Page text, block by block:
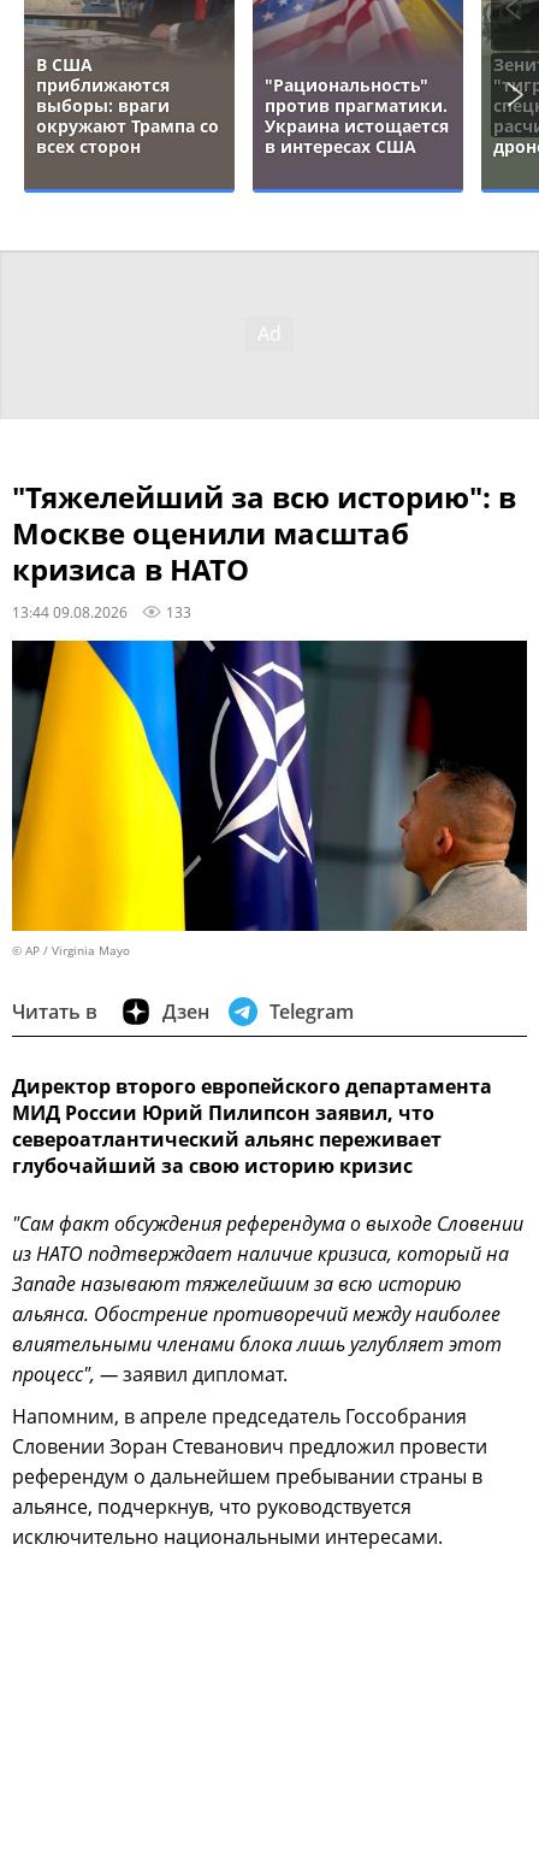
В США
приближаются
выборы: враги
окружают Трампа со
всех сторон
"Рациональность"
против прагматики.
Украина истощается
в интересах США
"Тяжелейший за всю историю": в
Москве оценили масштаб
кризиса в НАТО
13:44 09.08.2026 133
© AP / Virginia Mayo
Читать в Дзен Telegram
Директор второго европейского департамента
МИД России Юрий Пилипсон заявил, что
североатлантический альянс переживает
глубочайший за свою историю кризис
"Сам факт обсуждения референдума о выходе Словении
из НАТО подтверждает наличие кризиса, который на
Западе называют тяжелейшим за всю историю
альянса. Обострение противоречий между наиболее
влиятельными членами блока лишь углубляет этот
процесс", —заявил дипломат.
Напомним, в апреле председатель Госсобрания
Словении Зоран Стеванович предложил провести
референдум о дальнейшем пребывании страны в
альянсе, подчеркнув, что руководствуется
исключительно национальными интересами.